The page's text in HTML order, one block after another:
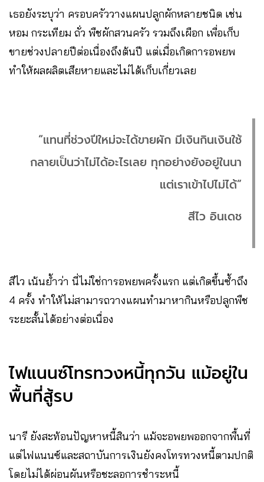
เธอยังระบุว่า ครอบครัววางแผนปลูกผักหลายชนิด เช่น
หอม กระเทียม ถั่ว พืชผักสวนครัว รวมถึงเผือก เพื่อเก็บ
ขายช่วงปลายปีต่อเนื่องถึงต้นปี แต่เมื่อเกิดการอพยพ
ทำให้ผลผลิตเสียหายและไม่ได้เก็บเกี่ยวเลย
“แทนที่ช่วงปีใหม่จะได้ขายผัก มีเงินกินเงินใช้
กลายเป็นว่าไม่ได้อะไรเลย ทุกอย่างยังอยู่ในนา
แต่เราเข้าไปไม่ได้”
สีไว อินเดช
สีไว เน้นย้ำว่า นี่ไม่ใช่การอพยพครั้งแรก แต่เกิดขึ้นซ้ำถึง
4 ครั้ง ทำให้ไม่สามารถวางแผนทำมาหากินหรือปลูกพืช
ระยะสั้นได้อย่างต่อเนื่อง
ไฟแนนซ์โทรทวงหนี้ทุกวัน แม้อยู่ใน
พื้นที่สู้รบ
นารี ยังสะท้อนปัญหาหนี้สินว่า แม้จะอพยพออกจากพื้นที่
แต่ไฟแนนซ์และสถาบันการเงินยังคงโทรทวงหนี้ตามปกติ
โดยไม่ได้ผ่อนผันหรือชะลอการชำระหนี้